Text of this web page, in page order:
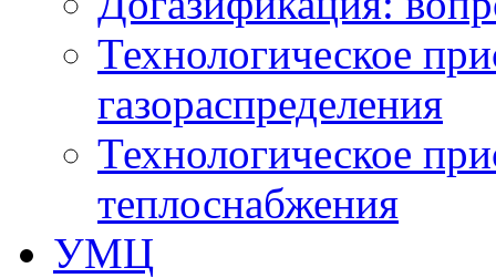
Технологическое
газораспределения
Технологическое
теплоснабжения
УМЦ